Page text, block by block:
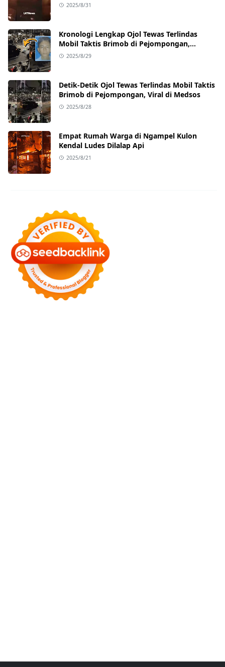
2025/8/31
Kronologi Lengkap Ojol Tewas Terlindas
Mobil Taktis Brimob di Pejompongan,
Ternyata Sedang Antar Orderan
2025/8/29
Detik-Detik Ojol Tewas Terlindas Mobil Taktis
Brimob di Pejompongan, Viral di Medsos
2025/8/28
Empat Rumah Warga di Ngampel Kulon
Kendal Ludes Dilalap Api
2025/8/21